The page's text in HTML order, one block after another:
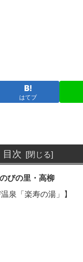
はてブ
目次
びの里・高柳
泉「楽寿の湯」】